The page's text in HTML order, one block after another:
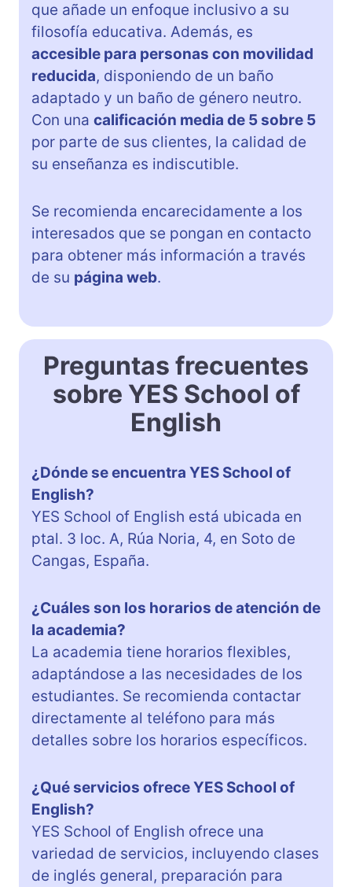
que añade un enfoque inclusivo a su
filosofía educativa. Además, es
accesible para personas con movilidad
reducida, disponiendo de un baño
adaptado y un baño de género neutro.
Con una calificación media de 5 sobre 5
por parte de sus clientes, la calidad de
su enseñanza es indiscutible.
Se recomienda encarecidamente a los
interesados que se pongan en contacto
para obtener más información a través
de su página web.
Preguntas frecuentes
sobre YES School of
English
¿Dónde se encuentra YES School of
English?
YES School of English está ubicada en
ptal. 3 loc. A, Rúa Noria, 4, en Soto de
Cangas, España.
¿Cuáles son los horarios de atención de
la academia?
La academia tiene horarios flexibles,
adaptándose a las necesidades de los
estudiantes. Se recomienda contactar
directamente al teléfono para más
detalles sobre los horarios específicos.
¿Qué servicios ofrece YES School of
English?
YES School of English ofrece una
variedad de servicios, incluyendo clases
de inglés general, preparación para